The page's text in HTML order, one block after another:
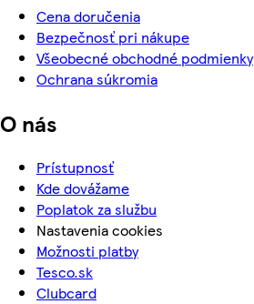
Cena doručenia
Bezpečnosť pri nákupe
Všeobecné obchodné podmienky
Ochrana súkromia
O nás
Prístupnosť
Kde dovážame
Poplatok za službu
Nastavenia cookies
Možnosti platby
Tesco.sk
Clubcard